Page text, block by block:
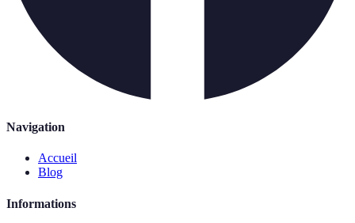
Navigation
Accueil
Blog
Informations